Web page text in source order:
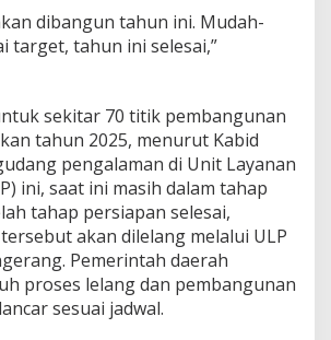
dibangun tahun ini. Mudah-
target, tahun ini selesai,”
sekitar 70 titik pembangunan
tahun 2025, menurut Kabid
pengalaman di Unit Layanan
ini, saat ini masih dalam tahap
tahap persiapan selesai,
akan dilelang melalui ULP
Pemerintah daerah
proses lelang dan pembangunan
sesuai jadwal.